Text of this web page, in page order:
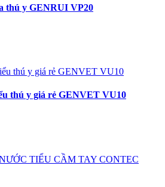
thú y GENRUI VP20
thú y giá rẻ GENVET VU10